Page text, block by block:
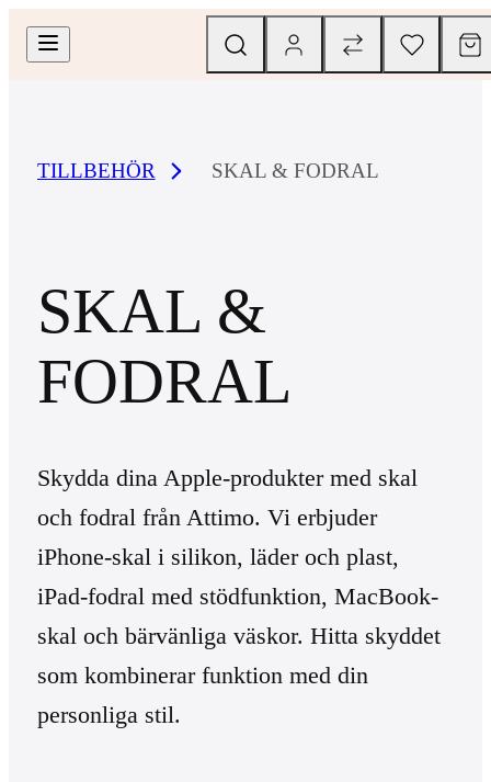
TILLBEHÖR SKAL & FODRAL
SKAL &
FODRAL
Skydda dina Apple-produkter med skal
och fodral från Attimo. Vi erbjuder
iPhone-skal i silikon, läder och plast,
iPad-fodral med stödfunktion, MacBook-
skal och bärvänliga väskor. Hitta skyddet
som kombinerar funktion med din
personliga stil.